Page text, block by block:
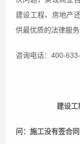
建设工程、房地产
供最优质的法律服务
咨询电话：400-
建设工
问：施工没有签合